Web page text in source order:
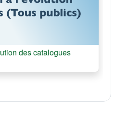
des catalogues